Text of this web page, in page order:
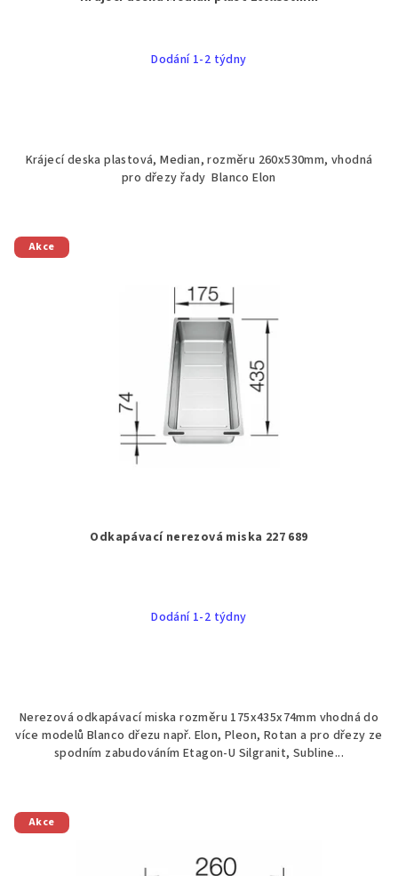
Dodání 1-2 týdny
Krájecí deska plastová, Median, rozměru 260x530mm, vhodná
pro dřezy řady Blanco Elon
Akce
Odkapávací nerezová miska 227 689
Dodání 1-2 týdny
Nerezová odkapávací miska rozměru 175x435x74mm vhodná do
více modelů Blanco dřezu např. Elon, Pleon, Rotan a pro dřezy ze
spodním zabudováním Etagon-U Silgranit, Subline...
Akce